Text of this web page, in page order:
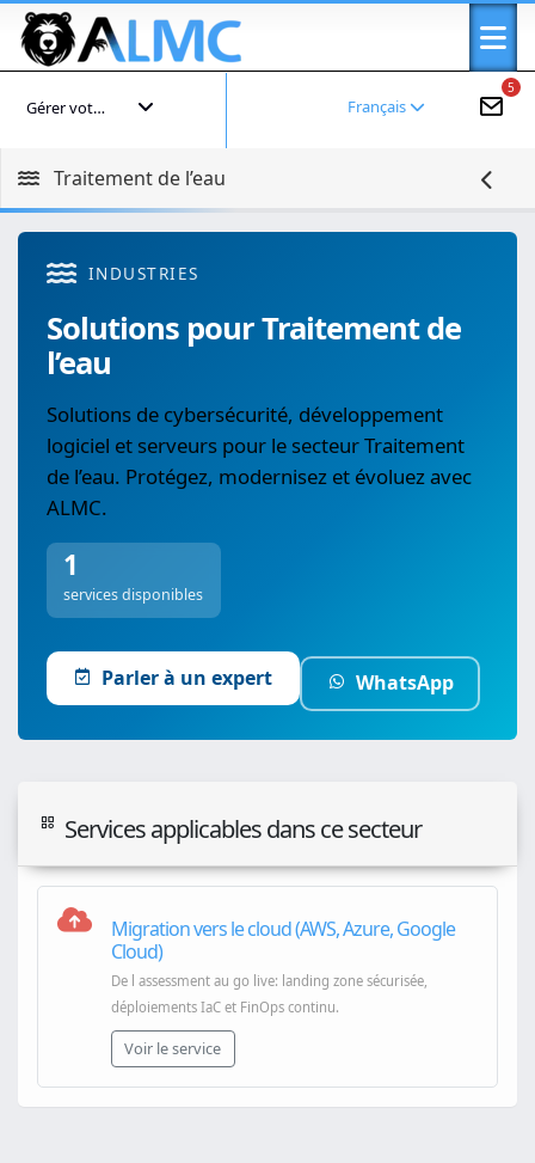
5
Français
Gérer votre compte
Traitement de l’eau
INDUSTRIES
Solutions pour Traitement de
l’eau
Solutions de cybersécurité, développement
logiciel et serveurs pour le secteur Traitement
de l’eau. Protégez, modernisez et évoluez avec
ALMC.
1
services disponibles
Parler à un expert WhatsApp
Services applicables dans ce secteur
Migration vers le cloud (AWS, Azure, Google
Cloud)
De l assessment au go live: landing zone sécurisée,
déploiements IaC et FinOps continu.
Voir le service